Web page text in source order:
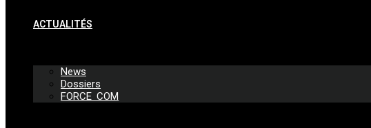
ACTUALITÉS
News
Dossiers
FORCE COM